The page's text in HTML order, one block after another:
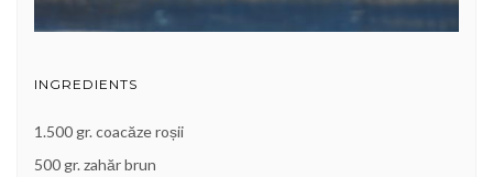
INGREDIENTS
1.500 gr. coacăze roșii
500 gr. zahăr brun